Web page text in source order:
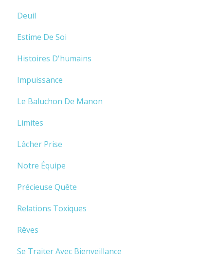
Deuil
Estime De Soi
Histoires D'humains
Impuissance
Le Baluchon De Manon
Limites
Lâcher Prise
Notre Équipe
Précieuse Quête
Relations Toxiques
Rêves
Se Traiter Avec Bienveillance